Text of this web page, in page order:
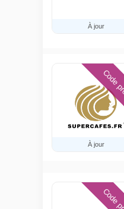
À jour
À jour
Code